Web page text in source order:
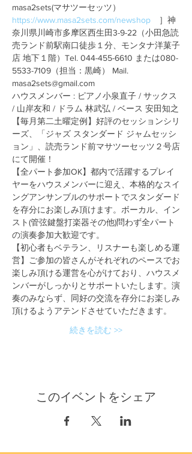
masa2sets(マサツーセッツ）
https://www.masa2sets.com/newshop ］神
奈川県川崎市多摩区西生田3-9-22（小田急読
売ランド前駅南口徒歩１分、モンタナ洋菓子
店 地下１階）Tel. 044-455-6610 または080-
5533-7109（担当：黒崎） Mail.
masa2sets@gmail.com
ハウスメンバー : ピアノ小泉直子 / サックス
/ 山岸友和 / ドラム 林武弘 / ベース 安田知之
【毎月第二土曜定例】好評のセッションシリ
ーズ、「ジャズ スタンダード ジャムセッシ
ョン」、読売ランド前マサツーセッツ２号店
にて開催！
【全パート参加OK】都内で活躍するプレイ
ヤーをハウスメンバーに迎え、本格的なスイ
ングアンサンブルのサポートでスタンダード
を存分にお楽しみ頂けます。ボーカル、イン
スト(管弦鍵盤打楽器その他)問わず全パート
の演奏参加大歓迎です。
【初心者もベテラン、リスナーも楽しめる運
営】ご参加の皆さんがそれぞれのペースでお
楽しみ頂ける運営を心がけており、ハウスメ
ンバーがしっかりとサポートいたします。演
奏のみならず、同好の交流を存分にお楽しみ
頂けるようアテンドさせていただきます。
続きを読む >>
このイベントをシェア